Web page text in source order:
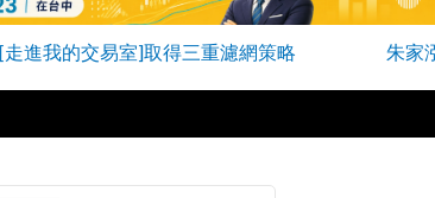
[走進我的交易室]取得三重濾網策略 朱家